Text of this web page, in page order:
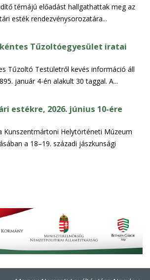
témájú előadást hallgathattak meg az
esték rendezvénysorozatára...
Tűzoltóegyesület iratai
Tűzoltó Testületről kevés információ áll
január 4-én alakult 30 taggal. A...
estékre, 2026. június 10-ére
Kunszentmártoni Helytörténeti Múzeum
a 18–19. századi jászkunsági